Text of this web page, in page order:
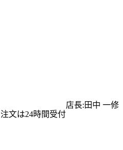
店長:田中 一修
注文は24時間受付